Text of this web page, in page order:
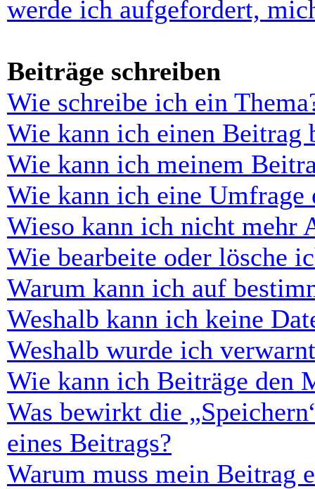
werde ich aufgefordert,
Beiträge schreiben
Wie schreibe ich ein
Wie kann ich einen Beitrag
Wie kann ich meinem
Wie kann ich eine Umfrage
Wieso kann ich nicht mehr
Wie bearbeite oder lösche
Warum kann ich auf
Weshalb kann ich keine
Weshalb wurde ich
Wie kann ich Beiträge den
Was bewirkt die
eines Beitrags?
Warum muss mein Beitrag